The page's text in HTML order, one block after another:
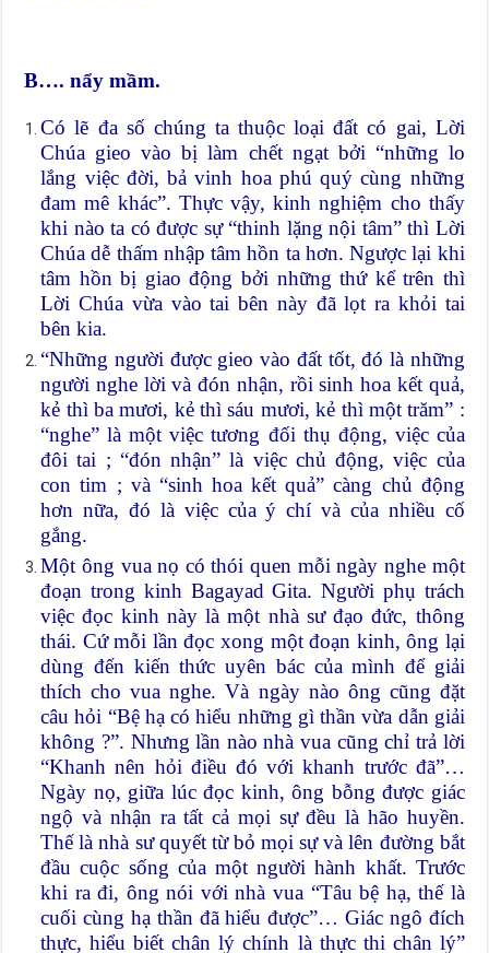
B…. nẩy mầm.
Có lẽ đa số chúng ta thuộc loại đất có gai, Lời
Chúa gieo vào bị làm chết ngạt bởi “những lo
lắng việc đời, bả vinh hoa phú quý cùng những
đam mê khác”. Thực vậy, kinh nghiệm cho thấy
khi nào ta có được sự “thinh lặng nội tâm” thì Lời
Chúa dễ thấm nhập tâm hồn ta hơn. Ngược lại khi
tâm hồn bị giao động bởi những thứ kể trên thì
Lời Chúa vừa vào tai bên này đã lọt ra khỏi tai
bên kia.
“Những người được gieo vào đất tốt, đó là những
người nghe lời và đón nhận, rồi sinh hoa kết quả,
kẻ thì ba mươi, kẻ thì sáu mươi, kẻ thì một trăm” :
“nghe” là một việc tương đối thụ động, việc của
đôi tai ; “đón nhận” là việc chủ động, việc của
con tim ; và “sinh hoa kết quả” càng chủ động
hơn nữa, đó là việc của ý chí và của nhiều cố
gắng.
Một ông vua nọ có thói quen mỗi ngày nghe một
đoạn trong kinh Bagayad Gita. Người phụ trách
việc đọc kinh này là một nhà sư đạo đức, thông
thái. Cứ mỗi lần đọc xong một đoạn kinh, ông lại
dùng đến kiến thức uyên bác của mình để giải
thích cho vua nghe. Và ngày nào ông cũng đặt
câu hỏi “Bệ hạ có hiểu những gì thần vừa dẫn giải
không ?”. Nhưng lần nào nhà vua cũng chỉ trả lời
“Khanh nên hỏi điều đó với khanh trước đã”…
Ngày nọ, giữa lúc đọc kinh, ông bỗng được giác
ngộ và nhận ra tất cả mọi sự đều là hão huyền.
Thế là nhà sư quyết từ bỏ mọi sự và lên đường bắt
đầu cuộc sống của một người hành khất. Trước
khi ra đi, ông nói với nhà vua “Tâu bệ hạ, thế là
cuối cùng hạ thần đã hiểu được”… Giác ngô đích
thực, hiểu biết chân lý chính là thực thi chân lý”